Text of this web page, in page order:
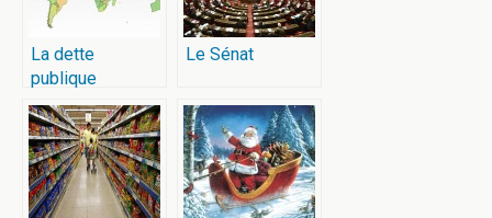
La dette
publique
Le Sénat